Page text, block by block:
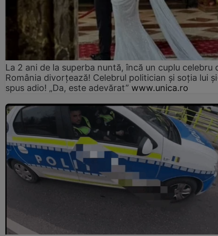
La 2 ani de la superba nuntă, încă un cuplu celebru
România divorțează! Celebrul politician și soția lui
spus adio! „Da, este adevărat” www.unica.ro